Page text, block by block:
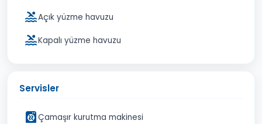
Açık yüzme havuzu
Kapalı yüzme havuzu
Servisler
Çamaşır kurutma makinesi